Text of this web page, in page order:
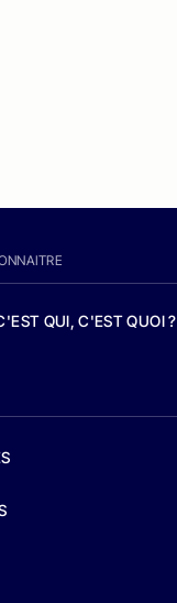
QUI, C'EST QUOI ?